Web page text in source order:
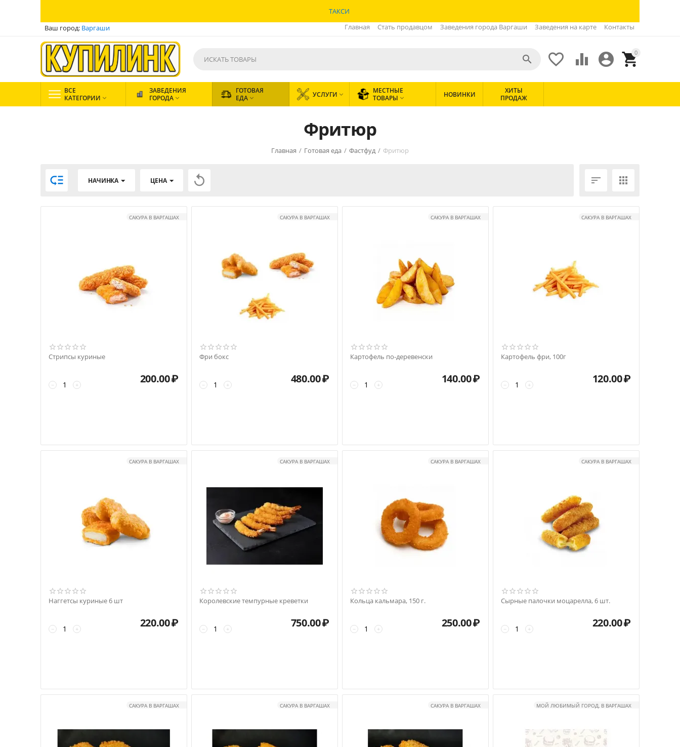
ТАКСИ
Ваш город: Варгаши Главная Стать продавцом Заведения города Варгаши Заведения на карте Контакты
0


 

ВСЕ
КАТЕГОРИИ 
ЗАВЕДЕНИЯ
ГОРОДА 
ГОТОВАЯ
ЕДА  УСЛУГИ 
МЕСТНЫЕ
ТОВАРЫ  НОВИНКИ
ХИТЫ
ПРОДАЖ
Фритюр
Главная / Готовая еда / Фастфуд / Фритюр
 НАЧИНКА ЦЕНА   
САКУРА В ВАРГАШАХ
Стрипсы куриные
+
− 200.00₽
САКУРА В ВАРГАШАХ
Фри бокс
+
− 480.00₽
САКУРА В ВАРГАШАХ
Картофель по-деревенски
+
− 140.00₽
САКУРА В ВАРГАШАХ
Картофель фри, 100г
+
− 120.00₽
САКУРА В ВАРГАШАХ
Наггетсы куриные 6 шт
+
− 220.00₽
САКУРА В ВАРГАШАХ
Королевские темпурные креветки
+
− 750.00₽
САКУРА В ВАРГАШАХ
Кольца кальмара, 150 г.
+
− 250.00₽
САКУРА В ВАРГАШАХ
Сырные палочки моцарелла, 6 шт.
+
− 220.00₽
САКУРА В ВАРГАШАХ САКУРА В ВАРГАШАХ САКУРА В ВАРГАШАХ МОЙ ЛЮБИМЫЙ ГОРОД, В ВАРГАШАХ